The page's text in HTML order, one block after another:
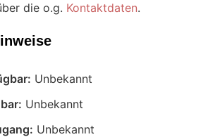
die o.g. Kontaktdaten.
Unbekannt
Unbekannt
Unbekannt